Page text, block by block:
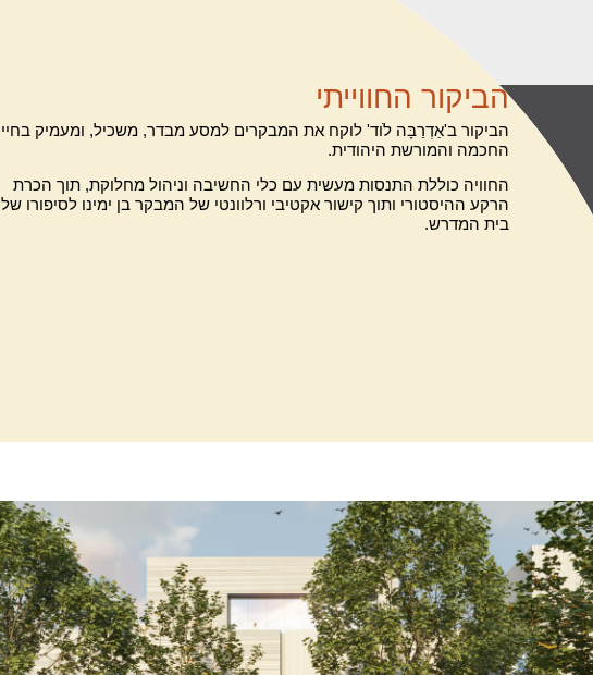
הביקור החווייתי
הביקור ב'אַדְרַבָּה לֹוד' לוקח את המבקרים למסע מבדר, משכיל, ומעמיק בחיי
החכמה והמורשת היהודית.
החוויה כוללת התנסות מעשית עם כלי החשיבה וניהול מחלוקת, תוך הכרת
הרקע ההיסטורי ותוך קישור אקטיבי ורלוונטי של המבקר בן ימינו לסיפורו של
בית המדרש.